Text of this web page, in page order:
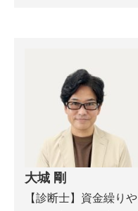
大城 剛
【診断士】資金繰りや